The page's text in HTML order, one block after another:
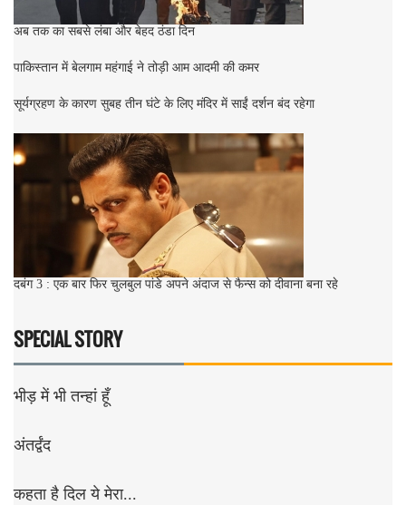
अब तक का सबसे लंबा और बेहद ठंडा दिन
पाकिस्तान में बेलगाम महंगाई ने तोड़ी आम आदमी की कमर
सूर्यग्रहण के कारण सुबह तीन घंटे के लिए मंदिर में साईं दर्शन बंद रहेगा
दबंग 3 : एक बार फिर चुलबुल पांडे अपने अंदाज से फैन्स को दीवाना बना रहे
SPECIAL STORY
भीड़ में भी तन्हां हूँ
अंतर्द्वंद
कहता है दिल ये मेरा...